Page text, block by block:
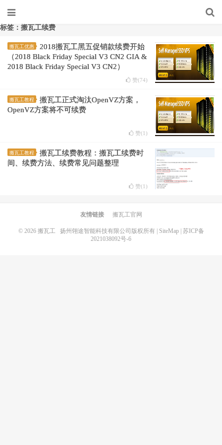
标签：搬瓦工续费
搬瓦工优惠
2018搬瓦工黑五促销款续费开始
（2018 Black Friday Special V3 CN2 GIA &
2018 Black Friday Special V3 CN2）
赞(74)
搬瓦工教程
搬瓦工正式淘汰OpenVZ方案，
OpenVZ方案将不可续费
赞(1 )
搬瓦工教程
搬瓦工续费教程：搬瓦工续费时
间、续费方法、续费常见问题整理
赞(1 )
友情链接 搬瓦工官网
© 2026 搬瓦工扬州翎途智能科技有限公司版权所有 | SiteMap| 苏ICP备
2021038092号-6